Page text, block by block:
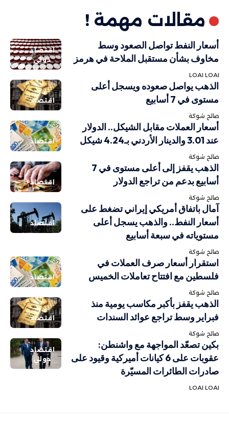
مقالات مهمة !
اقتصاد
دولي
أسعار النفط تواصل الصعود وسط
مخاوف بشأن مستقبل الملاحة في هرمز
LOAI LOAI
اقتصاد
الذهب يواصل صعوده ويسجل أعلى
مستوى في 7 أسابيع
صالح شوكة
اقتصاد
أسعار العملات مقابل الشيكل.. الدولار
عند 3.01 والدينار الأردني بـ4.24 شيكل
صالح شوكة
اقتصاد
الذهب يقفز إلى أعلى مستوى في 7
أسابيع بدعم من تراجع الدولار
صالح شوكة
اقتصاد
آمال باتفاق أمريكي إيراني تضغط على
أسعار النفط.. والذهب يسجل أعلى
مستوياته في سبعة أسابيع
صالح شوكة
اقتصاد
استقرار أسعار صرف العملات في
فلسطين مع افتتاح تعاملات الخميس
صالح شوكة
اقتصاد
الذهب يقفز بأكبر مكاسب يومية منذ
فبراير وسط تراجع عوائد السندات
صالح شوكة
اقتصاد
دولي
بكين تصعّد المواجهة مع واشنطن:
عقوبات على 6 كيانات أميركية وقيود على
صادرات الطائرات المسيّرة
LOAI LOAI